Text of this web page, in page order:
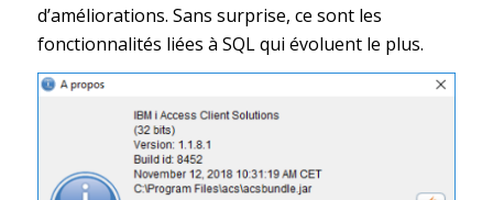
d’améliorations. Sans surprise, ce sont les
fonctionnalités liées à SQL qui évoluent le plus.